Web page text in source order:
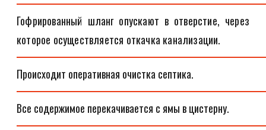
Гофрированный шланг опускают в отверстие, через
которое осуществляется откачка канализации.
Происходит оперативная очистка септика.
Все содержимое перекачивается с ямы в цистерну.